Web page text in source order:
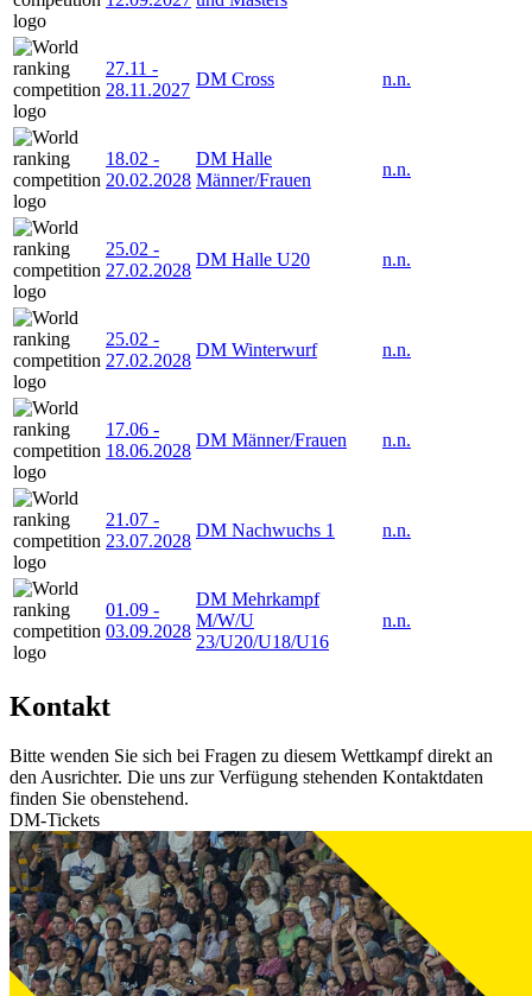
27.11 -
28.11.2027
DM Cross n.n.
18.02 -
20.02.2028
DM Halle
Männer/Frauen
n.n.
25.02 -
27.02.2028
DM Halle U20 n.n.
25.02 -
27.02.2028
DM Winterwurf n.n.
17.06 -
18.06.2028
DM Männer/Frauen n.n.
21.07 -
23.07.2028
DM Nachwuchs 1 n.n.
01.09 -
03.09.2028
DM Mehrkampf
M/W/U
23/U20/U18/U16
n.n.
Kontakt
Bitte wenden Sie sich bei Fragen zu diesem Wettkampf direkt an
den Ausrichter. Die uns zur Verfügung stehenden Kontaktdaten
finden Sie obenstehend.
DM-Tickets